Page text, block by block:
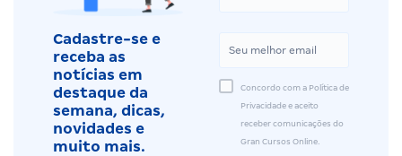
Cadastre-se e
receba as
notícias em
destaque da
semana, dicas,
novidades e
muito mais.
Concordo com a Política de
Privacidade e aceito
receber comunicações do
Gran Cursos Online.